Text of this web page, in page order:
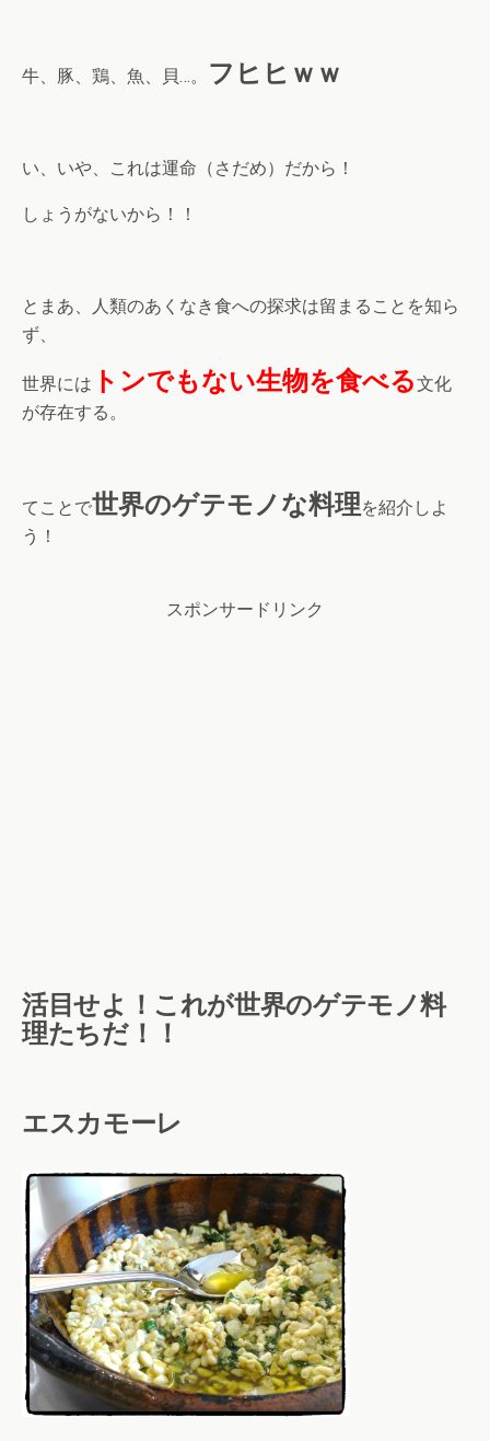
牛、豚、鶏、魚、貝…。 フヒヒｗｗ
い、いや、これは運命（さだめ）だから！
しょうがないから！！
とまあ、人類のあくなき食への探求は留まることを知ら
ず、
世界には トンでもない生物を食べる文化
が存在する。
てことで世界のゲテモノな料理を紹介しよ
う！
スポンサードリンク
活目せよ！これが世界のゲテモノ料
理たちだ！！
エスカモーレ